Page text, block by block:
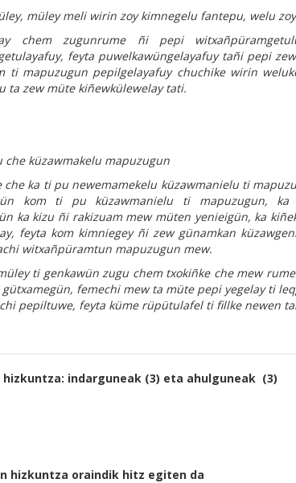
müley meli wirin zoy kimnegelu fantepu, welu
chem zugunrume ñi pepi
feyta puwelkawüngelayafuy tañi pepi
ti mapuzugun pepilgelayafuy chuchike wirin
ta zew müte kiñewkülewelay tati.
che küzawmakelu mapuzugun
che ka ti pu newemamekelu küzawmanielu ti
kom ti pu küzawmanielu ti mapuzugun,
ka kizu ñi rakizuam mew müten yenieigün, ka
feyta kom kimniegey ñi zew günamkan
witxañpüramtun mapuzugun mew.
ti genkawün zugu chem txokiñke che mew
femechi mew ta müte pepi yegelay ti
pepiltuwe, feyta küme rüpütulafel ti fillke newen
hizkuntza: indarguneak (3) eta ahulguneak (3)
hizkuntza oraindik hitz egiten da